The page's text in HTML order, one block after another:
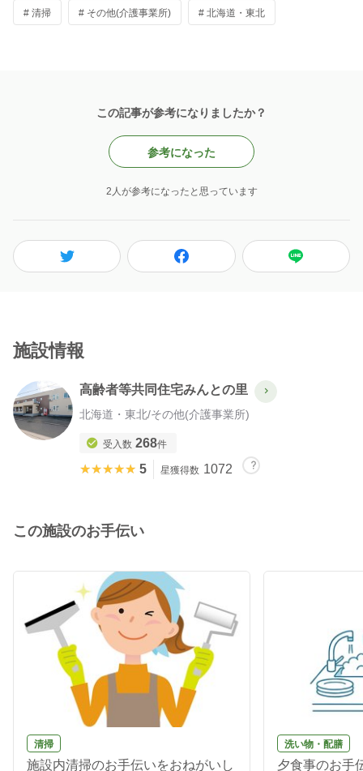
# 清掃 # その他(介護事業所) # 北海道・東北
この記事が参考になりましたか？
参考になった
2人が参考になったと思っています
施設情報
高齢者等共同住宅みんとの里
北海道・東北/その他(介護事業所)
受入数 268件
★★★★★
★★★★★ 5 星獲得数 1072
この施設のお手伝い
清掃
施設内清掃のお手伝いをおねがいし
洗い物・配膳
夕食事のお手